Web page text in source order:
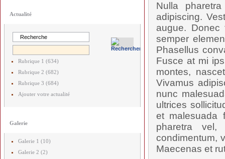
Actualité
Rubrique 1 (634)
Rubrique 2 (682)
Rubrique 3 (684)
Ajouter votre actualité
Galerie
Galerie 1 (10)
Galerie 2 (2)
Nulla
adipiscing.
augue. Donec
semper
Phasellus
Fusce at mi
montes,
Vivamus
nunc
ultrices
et malesuada
pharetra
condimentum,
Maecenas et